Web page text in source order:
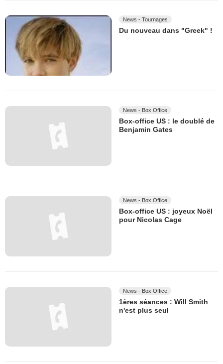
News - Tournages
Du nouveau dans "Greek" !
News - Box Office
Box-office US : le doublé de
Benjamin Gates
News - Box Office
Box-office US : joyeux Noël
pour Nicolas Cage
News - Box Office
1ères séances : Will Smith
n'est plus seul